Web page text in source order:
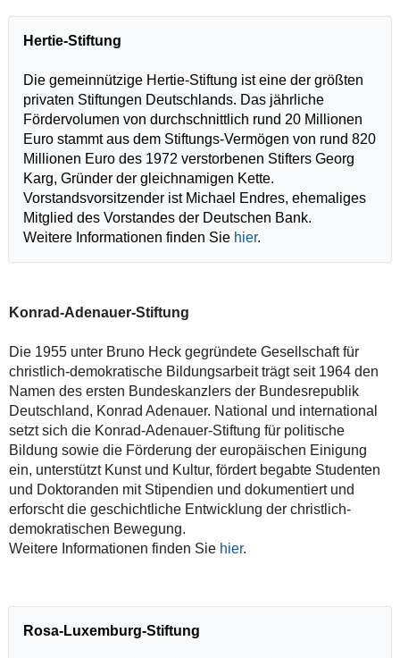
Hertie-Stiftung
Die gemeinnützige Hertie-Stiftung ist eine der größten
privaten Stiftungen Deutschlands. Das jährliche
Fördervolumen von durchschnittlich rund 20 Millionen
Euro stammt aus dem Stiftungs-Vermögen von rund 820
Millionen Euro des 1972 verstorbenen Stifters Georg
Karg, Gründer der gleichnamigen Kette.
Vorstandsvorsitzender ist Michael Endres, ehemaliges
Mitglied des Vorstandes der Deutschen Bank.
Weitere Informationen finden Sie hier.
Konrad-Adenauer-Stiftung
Die 1955 unter Bruno Heck gegründete Gesellschaft für
christlich-demokratische Bildungsarbeit trägt seit 1964 den
Namen des ersten Bundeskanzlers der Bundesrepublik
Deutschland, Konrad Adenauer. National und international
setzt sich die Konrad-Adenauer-Stiftung für politische
Bildung sowie die Förderung der europäischen Einigung
ein, unterstützt Kunst und Kultur, fördert begabte Studenten
und Doktoranden mit Stipendien und dokumentiert und
erforscht die geschichtliche Entwicklung der christlich-
demokratischen Bewegung.
Weitere Informationen finden Sie hier.
Rosa-Luxemburg-Stiftung